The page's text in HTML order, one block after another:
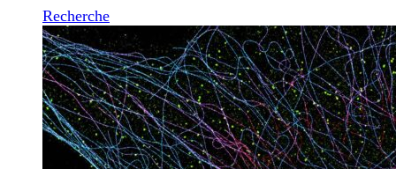
Recherche